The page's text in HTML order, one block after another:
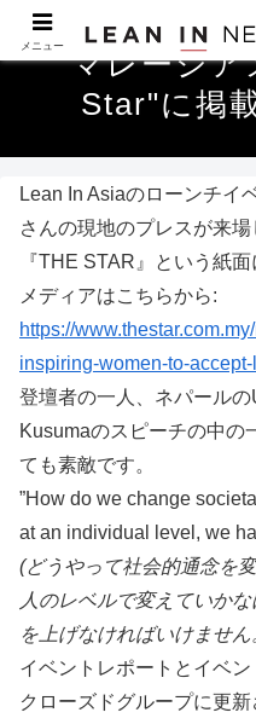
マレーシ
Star"に掲
Lean In Asiaのローンチイ
さんの現地のプレスが来場
『THE STAR』という紙
メディアはこちらから:
https://
inspiring-women-to-
登壇者の一人、ネパール
Kusumaのスピーチの中の
ても素敵です。
”How do we change
at an individual level, we
(どうやって社会的通念を
人のレベルで変えていか
を上げなければいけません
イベントレポートとイベ
クローズドグループに更新
メニュー